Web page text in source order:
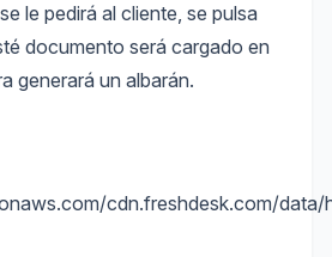
le pedirá al cliente, se pulsa
documento será cargado en
generará un albarán.
cdn.freshdesk.com/